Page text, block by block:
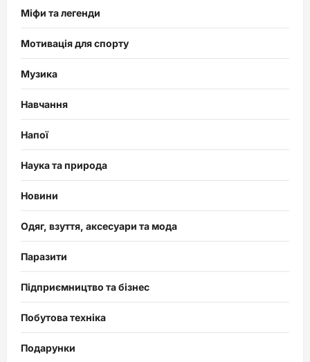
Міфи та легенди
Мотивація для спорту
Музика
Навчання
Напої
Наука та природа
Новини
Одяг, взуття, аксесуари та мода
Паразити
Підприємництво та бізнес
Побутова техніка
Подарунки